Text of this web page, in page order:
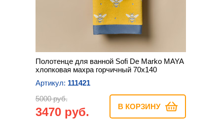
Полотенце для ванной Sofi De Marko MAYA
хлопковая махра горчичный 70х140
Артикул: 111421
5000 руб.
3470 руб. В КОРЗИНУ